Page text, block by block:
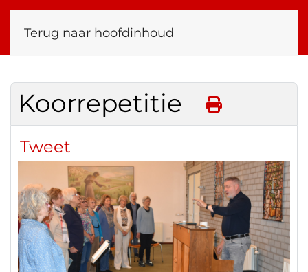
Terug naar hoofdinhoud
Koorrepetitie
Tweet